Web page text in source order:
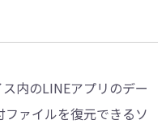
内のLINEアプリのデー
ァイルを復元できるソ